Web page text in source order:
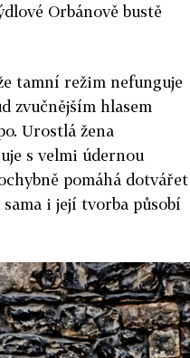
Orbánově bustě
tamní režim nefunguje
zvučnějším hlasem
Urostlá žena
s velmi údernou
pomáhá dotvářet
i její tvorba působí